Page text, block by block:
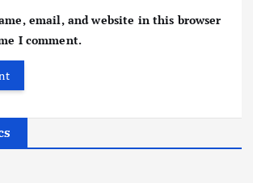
email, and website in this browser
I comment.